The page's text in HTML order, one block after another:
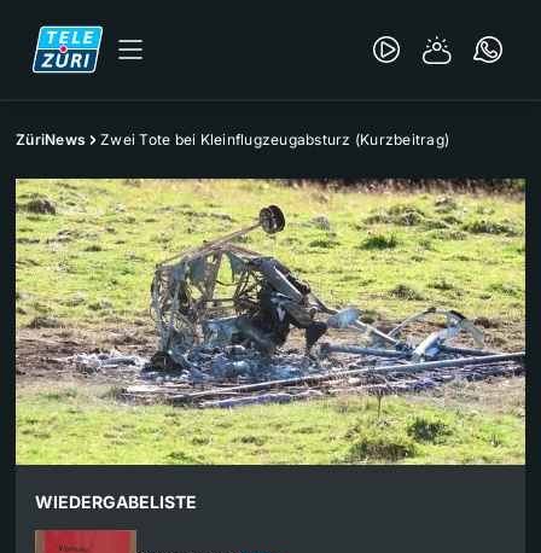
ZüriNews Zwei Tote bei Kleinflugzeugabsturz (Kurzbeitrag)
WIEDERGABELISTE